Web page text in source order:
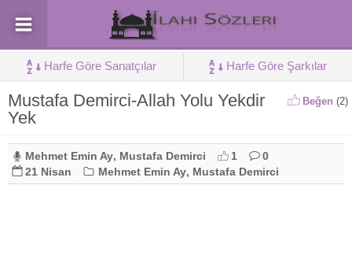
Harfe Göre Sanatçılar Harfe Göre Şarkılar
Mustafa Demirci-Allah Yolu Yekdir
Yek
Beğen (2)
Mehmet Emin Ay, Mustafa Demirci 1
0
21 Nisan
Mehmet Emin Ay, Mustafa Demirci